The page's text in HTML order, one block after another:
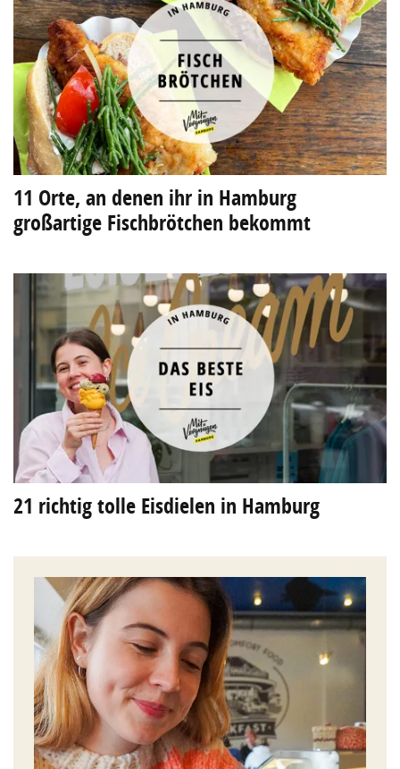
11 Orte, an denen ihr in Hamburg
großartige Fischbrötchen bekommt
21 richtig tolle Eisdielen in Hamburg